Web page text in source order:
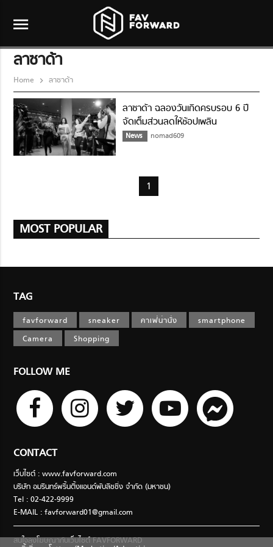
menu
ลาซาด้า
Home ลาซาด้า
ลาซาด้า ฉลองวันเกิดครบรอบ 6 ปี
จัดเต็มส่วนลดให้ช้อปเพลิน
News nomad609
1
MOST POPULAR
TAG
favforward sneaker คาเฟ่น่านั่ง
smartphone
Camera
Shopping
FOLLOW ME
CONTACT
เว็บไซต์ : www.favforward.com
บริษัท อมรินทร์พริ้นติ้งแอนด์พับลิชชิ่ง จำกัด (มหาชน)
Tel : 02-422-9999
E-MAIL :favforward01@gmail.com
สนใจลงโฆษณากับเว็บไซต์ FAVFORWARD